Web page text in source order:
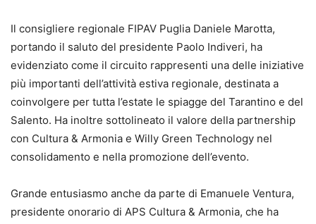
Il consigliere regionale FIPAV Puglia Daniele Marotta,
portando il saluto del presidente Paolo Indiveri, ha
evidenziato come il circuito rappresenti una delle iniziative
più importanti dell’attività estiva regionale, destinata a
coinvolgere per tutta l’estate le spiagge del Tarantino e del
Salento. Ha inoltre sottolineato il valore della partnership
con Cultura & Armonia e Willy Green Technology nel
consolidamento e nella promozione dell’evento.
Grande entusiasmo anche da parte di Emanuele Ventura,
presidente onorario di APS Cultura & Armonia, che ha